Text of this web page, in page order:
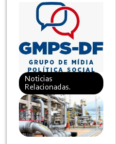
Noticias
Relacionadas.